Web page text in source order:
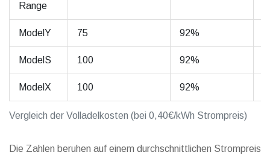
Vergleich der Volladelkosten (bei 0,40€/kWh Strompreis)
Range
ModelY 75 92%
ModelS 100 92%
ModelX 100 92%
Die Zahlen beruhen auf einem durchschnittlichen Strompreis